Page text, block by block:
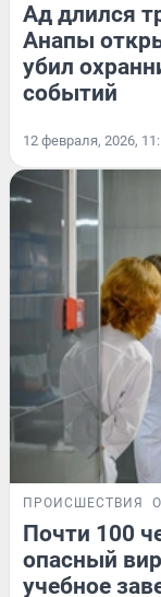
Ад длился
Анапы
убил
событий
12 февраля, 2026,
ПРОИСШЕСТВИЯ
Почти 100
опасный
учебное